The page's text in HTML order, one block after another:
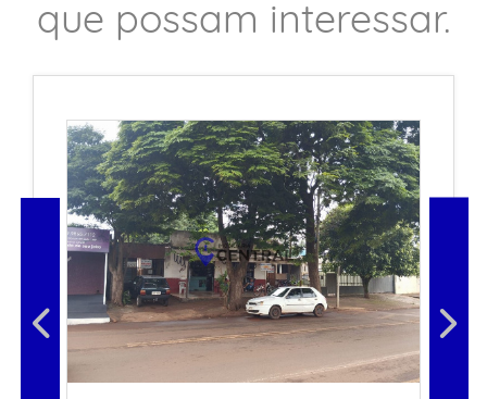
que possam interessar.